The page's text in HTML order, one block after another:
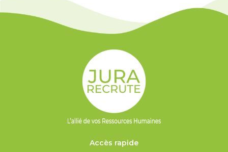
Accès rapide